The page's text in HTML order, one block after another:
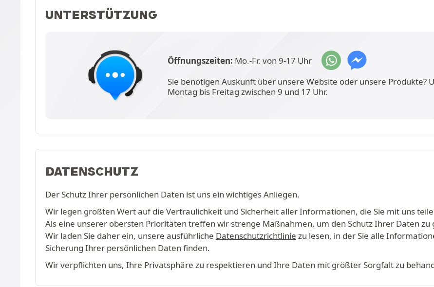
UNTERSTÜTZUNG
Öffnungszeiten: Mo.-Fr. von 9-17 Uhr
Sie benötigen Auskunft über unsere Website oder unsere Produkte?
Montag bis Freitag zwischen 9 und 17 Uhr.
DATENSCHUTZ
Der Schutz Ihrer persönlichen Daten ist uns ein wichtiges Anliegen.
Wir legen größten Wert auf die Vertraulichkeit und Sicherheit aller Informationen, die Sie mit uns
Als eine unserer obersten Prioritäten treffen wir strenge Maßnahmen, um den Schutz Ihrer Daten zu
Wir laden Sie daher ein, unsere ausführliche Datenschutzrichtlinie zu lesen, in der Sie alle
Sicherung Ihrer persönlichen Daten finden.
Wir verpflichten uns, Ihre Privatsphäre zu respektieren und Ihre Daten mit größter Sorgfalt zu